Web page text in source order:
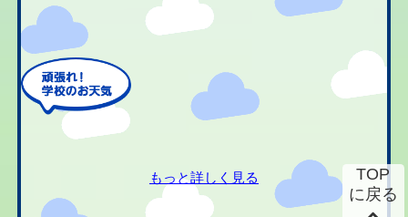
もっと詳しく見る
TOP
に戻る